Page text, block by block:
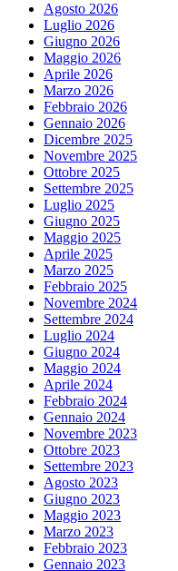
Agosto 2026
Luglio 2026
Giugno 2026
Maggio 2026
Aprile 2026
Marzo 2026
Febbraio 2026
Gennaio 2026
Dicembre 2025
Novembre 2025
Ottobre 2025
Settembre 2025
Luglio 2025
Giugno 2025
Maggio 2025
Aprile 2025
Marzo 2025
Febbraio 2025
Novembre 2024
Settembre 2024
Luglio 2024
Giugno 2024
Maggio 2024
Aprile 2024
Febbraio 2024
Gennaio 2024
Novembre 2023
Ottobre 2023
Settembre 2023
Agosto 2023
Giugno 2023
Maggio 2023
Marzo 2023
Febbraio 2023
Gennaio 2023